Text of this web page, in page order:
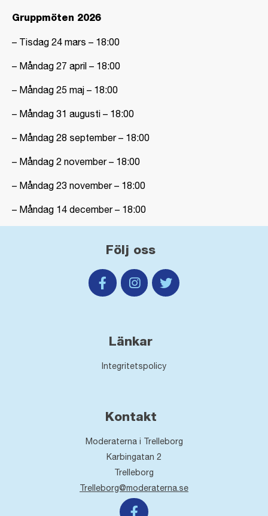
Gruppmöten 2026
– Tisdag 24 mars – 18:00
– Måndag 27 april – 18:00
– Måndag 25 maj – 18:00
– Måndag 31 augusti – 18:00
– Måndag 28 september – 18:00
– Måndag 2 november – 18:00
– Måndag 23 november – 18:00
– Måndag 14 december – 18:00
Följ oss
Länkar
Integritetspolicy
Kontakt
Moderaterna i Trelleborg
Karbingatan 2
Trelleborg
Trelleborg@moderaterna.se